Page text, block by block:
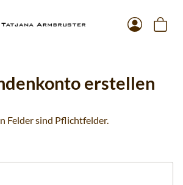
erstellen
Felder sind Pflichtfelder.